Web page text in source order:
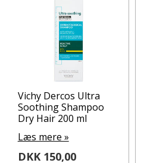
Vichy Dercos Ultra
Soothing Shampoo
Dry Hair 200 ml
Læs mere »
DKK 150,00